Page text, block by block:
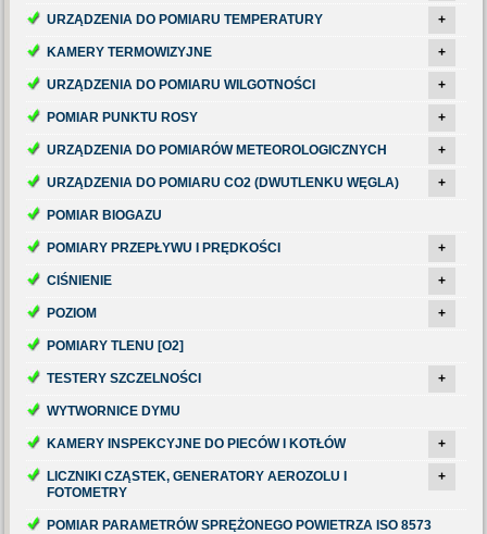
URZĄDZENIA DO POMIARU TEMPERATURY +
KAMERY TERMOWIZYJNE +
URZĄDZENIA DO POMIARU WILGOTNOŚCI +
POMIAR PUNKTU ROSY +
URZĄDZENIA DO POMIARÓW METEOROLOGICZNYCH +
URZĄDZENIA DO POMIARU CO2 (DWUTLENKU WĘGLA) +
POMIAR BIOGAZU
POMIARY PRZEPŁYWU I PRĘDKOŚCI +
CIŚNIENIE +
POZIOM +
POMIARY TLENU [O2]
TESTERY SZCZELNOŚCI +
WYTWORNICE DYMU
KAMERY INSPEKCYJNE DO PIECÓW I KOTŁÓW +
LICZNIKI CZĄSTEK, GENERATORY AEROZOLU I
FOTOMETRY
+
POMIAR PARAMETRÓW SPRĘŻONEGO POWIETRZA ISO 8573